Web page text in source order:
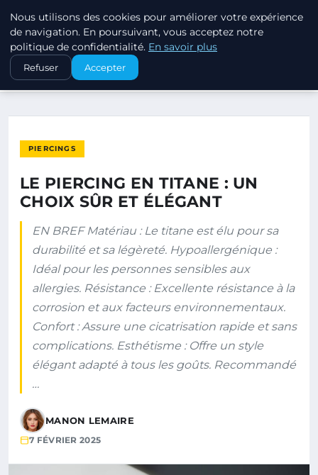
PIERCINGS ET PLUGS
ACCUEIL
PIERCINGS
LE PIERCING EN TITANE : UN CHOIX SÛR ET ÉLÉGANT
PIERCINGS
LE PIERCING EN TITANE : UN
CHOIX SÛR ET ÉLÉGANT
EN BREF Matériau : Le titane est élu pour sa
durabilité et sa légèreté. Hypoallergénique :
Idéal pour les personnes sensibles aux
allergies. Résistance : Excellente résistance à la
corrosion et aux facteurs environnementaux.
Confort : Assure une cicatrisation rapide et sans
complications. Esthétisme : Offre un style
élégant adapté à tous les goûts. Recommandé
…
MANON LEMAIRE
7 FÉVRIER 2025
Nous utilisons des cookies pour améliorer votre expérience
de navigation. En poursuivant, vous acceptez notre
politique de confidentialité. En savoir plus
Refuser Accepter